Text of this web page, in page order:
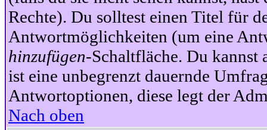
Rechte). Du solltest einen Titel für
Antwortmöglichkeiten (um eine
hinzufügen-Schaltfläche. Du
ist eine unbegrenzt dauernde
Antwortoptionen, diese legt der
Nach oben